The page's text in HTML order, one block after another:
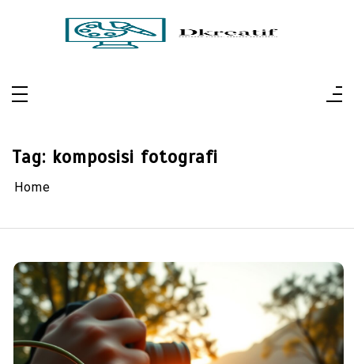
Dkreatif
Tag: komposisi fotografi
Home